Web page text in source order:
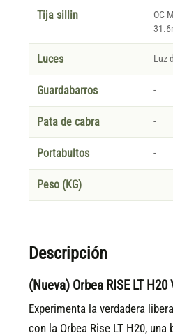
Tija sillin
OC
Luces Luz
Guardabarros -
Pata de cabra -
Portabultos -
Peso (KG)
Descripción
(Nueva) Orbea RISE LT
Experimenta la verdadera
con la Orbea Rise LT H20,